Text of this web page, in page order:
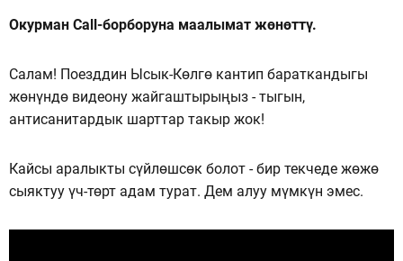
Окурман Call-борборуна маалымат жөнөттү.
Салам! Поезддин Ысык-Көлгө кантип бараткандыгы
жөнүндө видеону жайгаштырыңыз - тыгын,
антисанитардык шарттар такыр жок!
Кайсы аралыкты сүйлөшсөк болот - бир текчеде жөжө
сыяктуу үч-төрт адам турат. Дем алуу мүмкүн эмес.